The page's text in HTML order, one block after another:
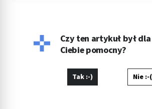
(Evidence Based Medicine). Prywatnie
Krzysia oraz fan piłki nożnej i gotowania.
Czy ten artykuł był dla
Ciebie pomocny?
Tak :-) Nie :-(